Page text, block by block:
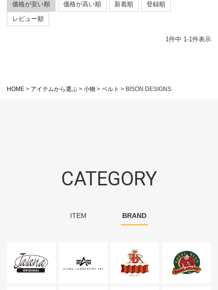
価格が安い順
価格が高い順 新着順
登録順
レビュー順
1件中 1-1件表示
HOME アイテムから選ぶ 小物 ベルト BISON DESIGNS
CATEGORY
ITEM BRAND